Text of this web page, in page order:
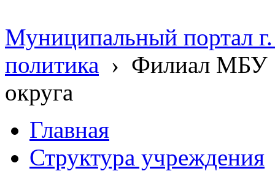
Муниципальный портал
политика › Филиал МБУ
округа
Главная
Структура учреждения